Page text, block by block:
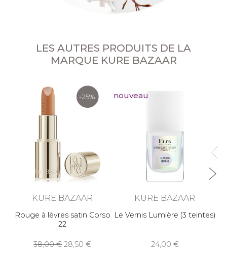
LES AUTRES PRODUITS DE LA
MARQUE KURE BAZAAR
-25%
KURE BAZAAR
Rouge à lèvres satin Corso
22
38,00 28,50
nouveau
KURE BAZAAR
Le Vernis Lumière (3 teintes)
24,00